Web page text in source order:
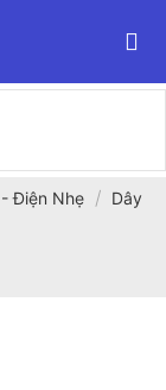
Điện Nhẹ / Dây